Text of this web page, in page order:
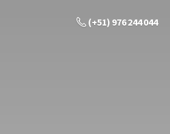
(+51) 976 244 044